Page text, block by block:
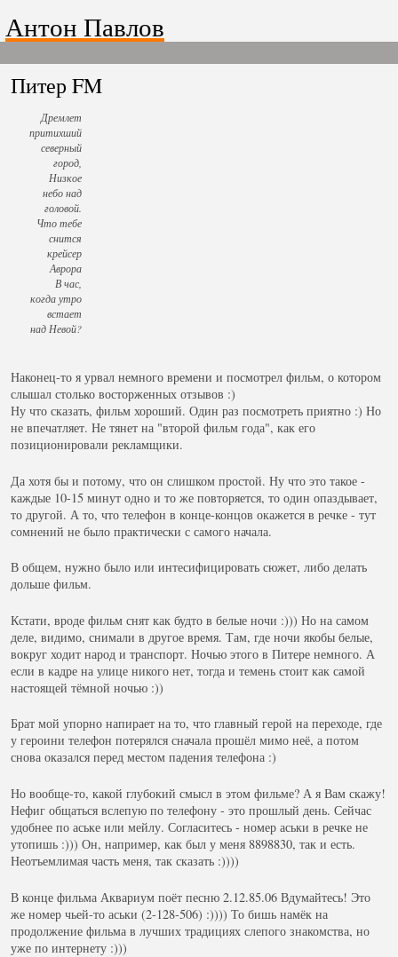
Антон Павлов
Питер FM
Дремлет
притихший
северный
город,
Низкое
небо над
головой.
Что тебе
снится
крейсер
Аврора
В час,
когда утро
встает
над Невой?
Наконец-то я урвал немного времени и посмотрел фильм, о котором
слышал столько восторженных отзывов :)
Ну что сказать, фильм хороший. Один раз посмотреть приятно :) Но
не впечатляет. Не тянет на "второй фильм года", как его
позиционировали рекламщики.
Да хотя бы и потому, что он слишком простой. Ну что это такое -
каждые 10-15 минут одно и то же повторяется, то один опаздывает,
то другой. А то, что телефон в конце-концов окажется в речке - тут
сомнений не было практически с самого начала.
В общем, нужно было или интесифицировать сюжет, либо делать
дольше фильм.
Кстати, вроде фильм снят как будто в белые ночи :))) Но на самом
деле, видимо, снимали в другое время. Там, где ночи якобы белые,
вокруг ходит народ и транспорт. Ночью этого в Питере немного. А
если в кадре на улице никого нет, тогда и темень стоит как самой
настоящей тёмной ночью :))
Брат мой упорно напирает на то, что главный герой на переходе, где
у героини телефон потерялся сначала прошёл мимо неё, а потом
снова оказался перед местом падения телефона :)
Но вообще-то, какой глубокий смысл в этом фильме? А я Вам скажу!
Нефиг общаться вслепую по телефону - это прошлый день. Сейчас
удобнее по аське или мейлу. Согласитесь - номер аськи в речке не
утопишь :))) Он, например, как был у меня 8898830, так и есть.
Неотъемлимая часть меня, так сказать :))))
В конце фильма Аквариум поёт песню 2.12.85.06 Вдумайтесь! Это
же номер чьей-то аськи (2-128-506) :)))) То бишь намёк на
продолжение фильма в лучших традициях слепого знакомства, но
уже по интернету :)))